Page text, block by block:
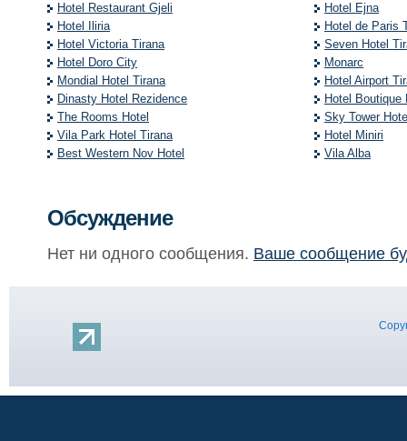
Hotel Restaurant Gjeli
Hotel Iliria
Hotel Victoria Tirana
Hotel Doro City
Mondial Hotel Tirana
Dinasty Hotel Rezidence
The Rooms Hotel
Vila Park Hotel Tirana
Best Western Nov Hotel
Hotel Ejna
Hotel de Paris
Seven Hotel
Monarc
Hotel Airport
Hotel Boutique
Sky Tower
Hotel Miniri
Vila Alba
Обсуждение
Нет ни одного сообщения. Ваше сообщение